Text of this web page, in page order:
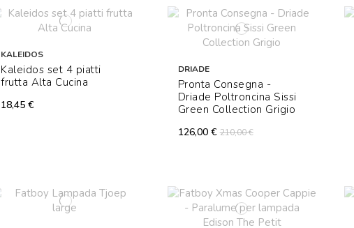
KALEIDOS
Kaleidos set 4 piatti
frutta Alta Cucina
18,45 €
DRIADE
Pronta Consegna -
Driade Poltroncina Sissi
Green Collection Grigio
126,00 € 210,00 €